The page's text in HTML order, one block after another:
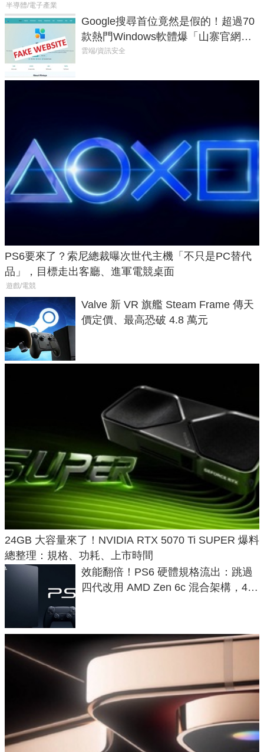
半導體/電子產業
Google搜尋首位竟然是假的！超過70
款熱門Windows軟體爆「山寨官網」
危機
雲端/資訊安全
PS6要來了？索尼總裁曝次世代主機「不只是PC替代
品」，目標走出客廳、進軍電競桌面
遊戲/電競
Valve 新 VR 旗艦 Steam Frame 傳天
價定價、最高恐破 4.8 萬元
24GB 大容量來了！NVIDIA RTX 5070 Ti SUPER 爆料
總整理：規格、功耗、上市時間
效能翻倍！PS6 硬體規格流出：跳過
四代改用 AMD Zen 6c 混合架構，4K